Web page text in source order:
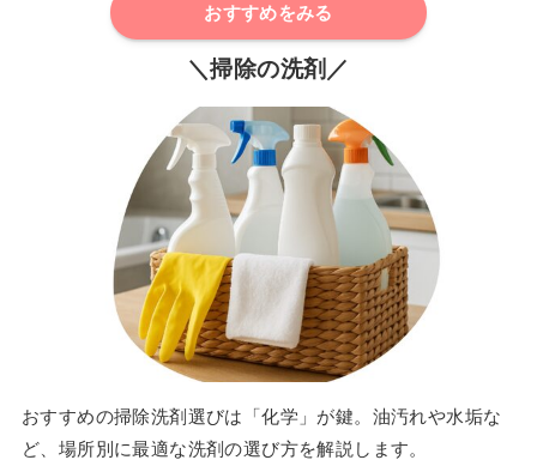
おすすめをみる
＼掃除の洗剤／
おすすめの掃除洗剤選びは「化学」が鍵。油汚れや水垢な
ど、場所別に最適な洗剤の選び方を解説します。